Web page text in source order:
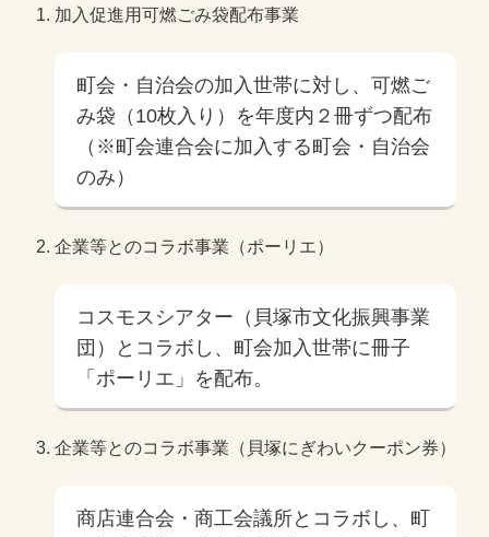
加入促進用可燃ごみ袋配布事業
町会・自治会の加入世帯に対し、可燃ご
み袋（10枚入り）を年度内２冊ずつ配布
（※町会連合会に加入する町会・自治会
のみ）
企業等とのコラボ事業（ポーリエ）
コスモスシアター（貝塚市文化振興事業
団）とコラボし、町会加入世帯に冊子
「ポーリエ」を配布。
企業等とのコラボ事業（貝塚にぎわいクーポン券）
商店連合会・商工会議所とコラボし、町